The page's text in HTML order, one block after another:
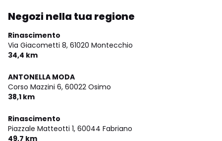
Negozi nella tua regione
Rinascimento
Via Giacometti 8, 61020 Montecchio
34,4 km
ANTONELLA MODA
Corso Mazzini 6, 60022 Osimo
38,1 km
Rinascimento
Piazzale Matteotti 1, 60044 Fabriano
49,7 km